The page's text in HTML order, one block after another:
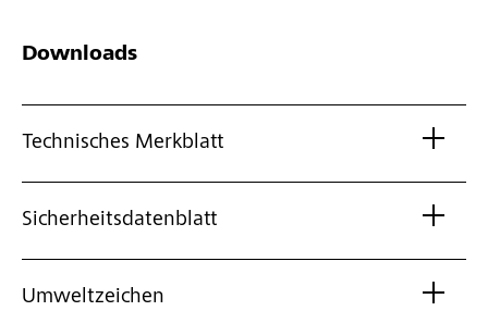
Downloads
Technisches Merkblatt
Sicherheitsdatenblatt
Umweltzeichen